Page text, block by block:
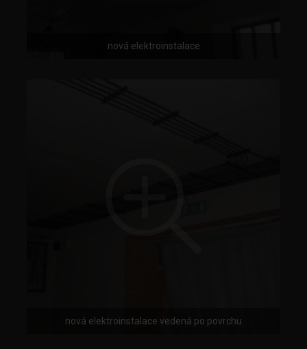
nová elektroinstalace
nová elektroinstalace vedená po povrchu